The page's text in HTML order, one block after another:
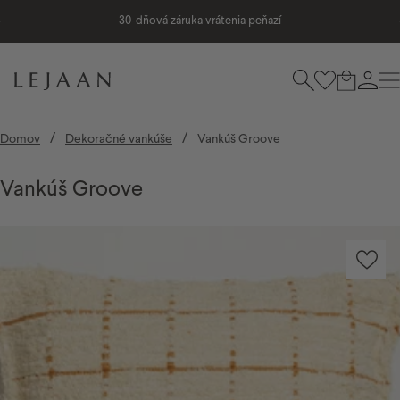
30-dňová záruka vrátenia peňazí
Lejaan.sk HľadaťKošík
Domov / Dekoračné vankúše / Vankúš Groove
Vankúš Groove